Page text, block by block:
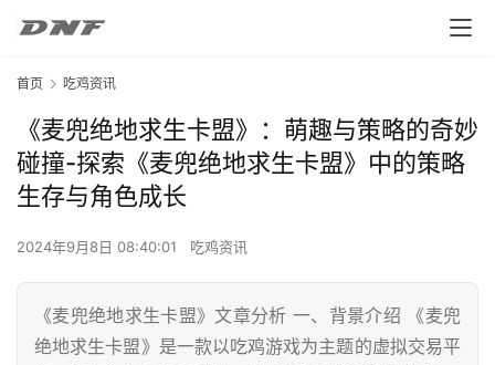
首页 吃鸡资讯
《麦兜绝地求生卡盟》：萌趣与策略的奇妙
碰撞-探索《麦兜绝地求生卡盟》中的策略
生存与角色成长
2024年9月8日 08:40:01 吃鸡资讯
《麦兜绝地求生卡盟》文章分析 一、背景介绍 《麦兜
绝地求生卡盟》是一款以吃鸡游戏为主题的虚拟交易平